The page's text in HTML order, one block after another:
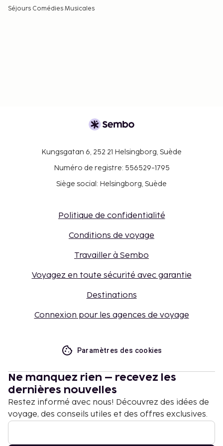
Séjours Comédies Musicales
Kungsgatan 6, 252 21 Helsingborg, Suède
Numéro de registre: 556529-1795
Siège social: Helsingborg, Suède
Politique de confidentialité
Conditions de voyage
Travailler à Sembo
Voyagez en toute sécurité avec garantie
Destinations
Connexion pour les agences de voyage
Paramètres des cookies
Ne manquez rien – recevez les
dernières nouvelles
Restez informé avec nous! Découvrez des idées de
voyage, des conseils utiles et des offres exclusives.